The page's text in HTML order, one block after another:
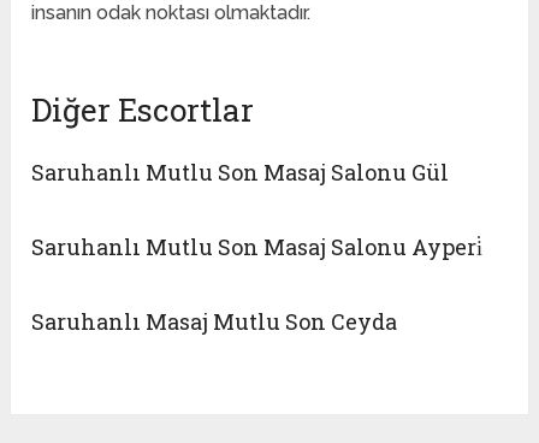
insanın odak noktası olmaktadır.
Diğer Escortlar
Saruhanlı Mutlu Son Masaj Salonu Gül
Saruhanlı Mutlu Son Masaj Salonu Ayperi̇
Saruhanlı Masaj Mutlu Son Ceyda